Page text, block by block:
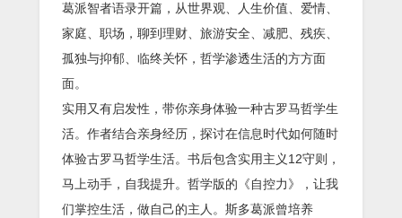
葛派智者语录开篇，从世界观、人生价值、爱情、
家庭、职场，聊到理财、旅游安全、减肥、残疾、
孤独与抑郁、临终关怀，哲学渗透生活的方方面
面。
实用又有启发性，带你亲身体验一种古罗马哲学生
活。作者结合亲身经历，探讨在信息时代如何随时
体验古罗马哲学生活。书后包含实用主义12守则，
马上动手，自我提升。哲学版的《自控力》，让我
们掌控生活，做自己的主人。斯多葛派曾培养